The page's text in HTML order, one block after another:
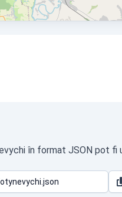
în format JSON pot fi